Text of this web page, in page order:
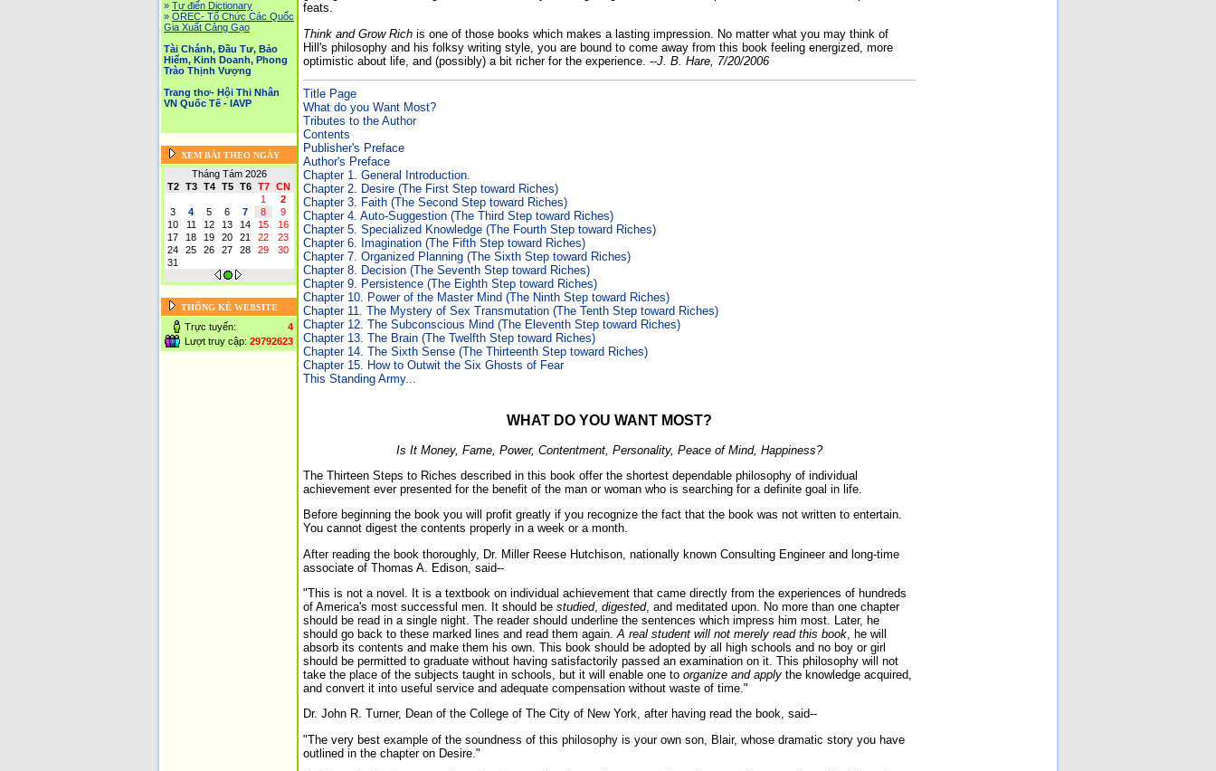
» Tự điển Dictionary
» OREC- Tố Chức Các Quốc
Gia Xuất Cảng Gạo
Tài Chánh, Đầu Tư, Bảo
Hiểm, Kinh Doanh, Phong
Trào Thịnh Vượng
Trang thơ- Hội Thi Nhân
VN Quốc Tế - IAVP
XEM BÀI THEO NGÀY
Tháng Tám 2026
T2
T3 T4 T5 T6 T7
CN
1
2
3
4 5 6 7 8
9
10
11 12 13 14 15
16
17
18 19 20 21 22
23
24
25 26 27 28 29
30
31
THỐNG KÊ WEBSITE
Trực tuyến:
4
Lượt truy cập: 29792623
feats.
Think and Grow Rich is o­ne of those books which makes a lasting impression. No matter what you may think of
Hill's philosophy and his folksy writing style, you are bound to come away from this book feeling energized, more
optimistic about life, and (possibly) a bit richer for the experience. --J. B. Hare, 7/20/2006
Title Page
What do you Want Most?
Tributes to the Author
Contents
Publisher's Preface
Author's Preface
Chapter 1. General Introduction.
Chapter 2. Desire (The First Step toward Riches)
Chapter 3. Faith (The Second Step toward Riches)
Chapter 4. Auto-Suggestion (The Third Step toward Riches)
Chapter 5. Specialized Knowledge (The Fourth Step toward Riches)
Chapter 6. Imagination (The Fifth Step toward Riches)
Chapter 7. Organized Planning (The Sixth Step toward Riches)
Chapter 8. Decision (The Seventh Step toward Riches)
Chapter 9. Persistence (The Eighth Step toward Riches)
Chapter 10. Power of the Master Mind (The Ninth Step toward Riches)
Chapter 11. The Mystery of Sex Transmutation (The Tenth Step toward Riches)
Chapter 12. The Subconscious Mind (The Eleventh Step toward Riches)
Chapter 13. The Brain (The Twelfth Step toward Riches)
Chapter 14. The Sixth Sense (The Thirteenth Step toward Riches)
Chapter 15. How to Outwit the Six Ghosts of Fear
This Standing Army...
WHAT DO YOU WANT MOST?
Is It Money, Fame, Power, Contentment, Personality, Peace of Mind, Happiness?
The Thirteen Steps to Riches described in this book offer the shortest dependable philosophy of individual
achievement ever presented for the benefit of the man or woman who is searching for a definite goal in life.
Before beginning the book you will profit greatly if you recognize the fact that the book was not written to entertain.
You cannot digest the contents properly in a week or a month.
After reading the book thoroughly, Dr. Miller Reese Hutchison, nationally known Consulting Engineer and long-time
associate of Thomas A. Edison, said--
"This is not a novel. It is a textbook o­n individual achievement that came directly from the experiences of hundreds
of America's most successful men. It should be studied, digested, and meditated upon. No more than o­ne chapter
should be read in a single night. The reader should underline the sentences which impress him most. Later, he
should go back to these marked lines and read them again.A real student will not merely read this book, he will
absorb its contents and make them his own. This book should be adopted by all high schools and no boy or girl
should be permitted to graduate without having satisfactorily passed an examination o­n it. This philosophy will not
take the place of the subjects taught in schools, but it will enable o­ne to organize and apply the knowledge acquired,
and convert it into useful service and adequate compensation without waste of time."
Dr. John R. Turner, Dean of the College of The City of New York, after having read the book, said--
"The very best example of the soundness of this philosophy is your own son, Blair, whose dramatic story you have
outlined in the chapter o­n Desire."